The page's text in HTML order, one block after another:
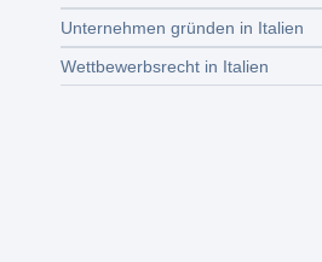
Unternehmen gründen in Italien
Wettbewerbsrecht in Italien